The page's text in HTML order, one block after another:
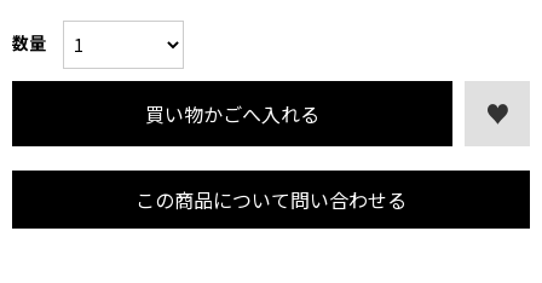
数量
この商品について問い合わせる